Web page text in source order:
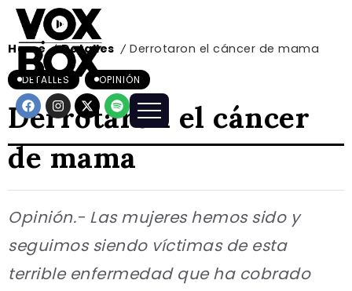
Home / Detalles / Derrotaron el cáncer de mama
DETALLES OPINIÓN
Derrotaron el cáncer
de mama
Opinión.- Las mujeres hemos sido y
seguimos siendo víctimas de esta
terrible enfermedad que ha cobrado